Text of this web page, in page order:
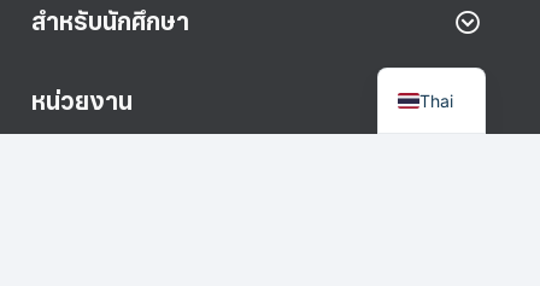
สำหรับนักศึกษา
หน่วยงาน Thai